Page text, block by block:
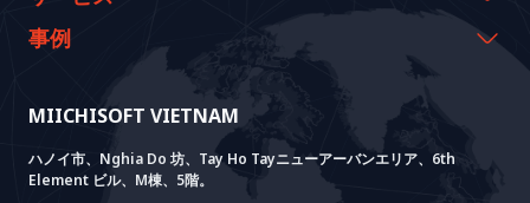
MIICHISOFT VIETNAM
ハノイ市、Nghia Do 坊、Tay Ho Tayニューアーバンエリア、6th
Element ビル、M棟、5階。
沿革
価値観
資料室
ニュース
FAQ
AI CO-CREATION
AI PoC開発
Core Lab
System Lab
Power Lab
AI+ SOLUTIONS
AI+ Products
Meet AI+
AI+ Package
VIETNAM BRIDGE
BOTモデル
事例
実績
お客様の声